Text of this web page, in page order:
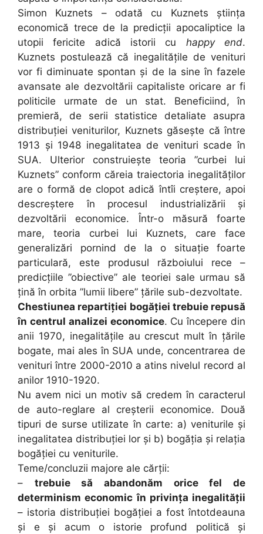
Simon Kuznets – odată cu Kuznets știința
economică trece de la predicții apocaliptice la
utopii fericite adică istorii cu happy end.
Kuznets postulează că inegalitățile de venituri
vor fi diminuate spontan și de la sine în fazele
avansate ale dezvoltării capitaliste oricare ar fi
politicile urmate de un stat. Beneficiind, în
premieră, de serii statistice detaliate asupra
distribuției veniturilor, Kuznets găsește că între
1913 și 1948 inegalitatea de venituri scade în
SUA. Ulterior construiește teoria ”curbei lui
Kuznets” conform căreia traiectoria inegalităților
are o formă de clopot adică întîi creștere, apoi
descreștere în procesul industrializării și
dezvoltării economice. Într-o măsură foarte
mare, teoria curbei lui Kuznets, care face
generalizări pornind de la o situație foarte
particulară, este produsul războiului rece –
predicțiile ”obiective” ale teoriei sale urmau să
țină în orbita ”lumii libere” țările sub-dezvoltate.
Chestiunea repartiției bogăției trebuie repusă
în centrul analizei economice. Cu începere din
anii 1970, inegalitățile au crescut mult în țările
bogate, mai ales în SUA unde, concentrarea de
venituri între 2000-2010 a atins nivelul record al
anilor 1910-1920.
Nu avem nici un motiv să credem în caracterul
de auto-reglare al creșterii economice. Două
tipuri de surse utilizate în carte: a) veniturile și
inegalitatea distribuției lor și b) bogăția și relația
bogăției cu veniturile.
Teme/concluzii majore ale cărții:
– trebuie să abandonăm orice fel de
determinism economic în privința inegalității
– istoria distribuției bogăției a fost întotdeauna
și e și acum o istorie profund politică și